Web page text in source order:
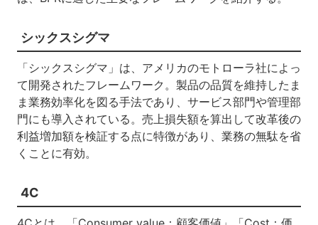
シックスシグマ
「シックスシグマ」は、アメリカのモトローラ社によっ
て開発されたフレームワーク。製品の品質を維持したま
ま業務効率化を図る手法であり、サービス部門や管理部
門にも導入されている。売上損失額を算出して改革後の
利益増加額を検証する点に特徴があり、業務の無駄を省
くことに有効。
4C